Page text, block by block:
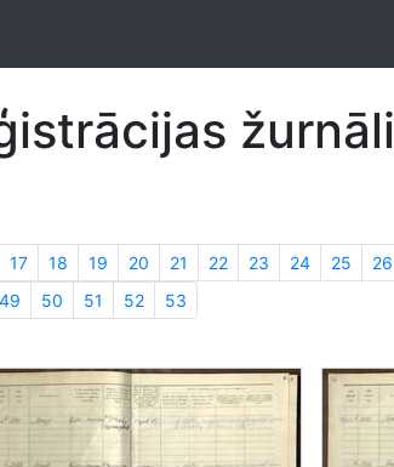
žurnāli
17 18 19 20 21 22 23 24 25 26
49 50 51 52 53